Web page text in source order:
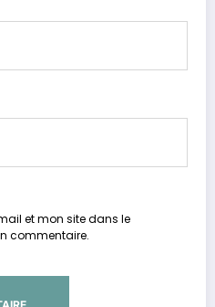
et mon site dans le
commentaire.